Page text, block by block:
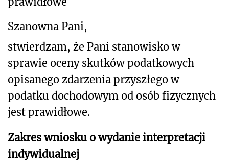
Szanowna Pani,
stwierdzam, że Pani stanowisko w
sprawie oceny skutków podatkowych
opisanego zdarzenia przyszłego w
podatku dochodowym od osób fizycznych
jest prawidłowe.
Zakres wniosku o wydanie interpretacji
indywidualnej